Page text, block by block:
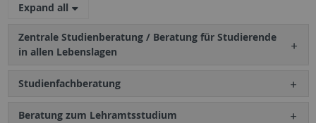
Expand all
Zentrale Studienberatung / Beratung für Studierende
in allen Lebenslagen
Studienfachberatung
Beratung zum Lehramtsstudium